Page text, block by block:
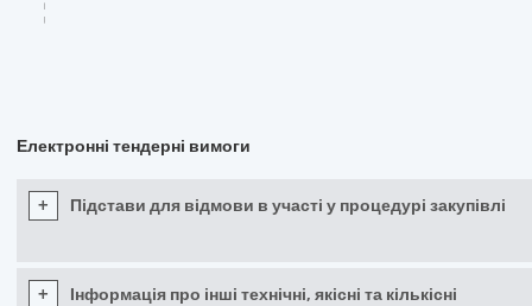
Електронні тендерні вимоги
+ Підстави для відмови в участі у процедурі закупівлі
+
Інформація про інші технічні, якісні та кількісні